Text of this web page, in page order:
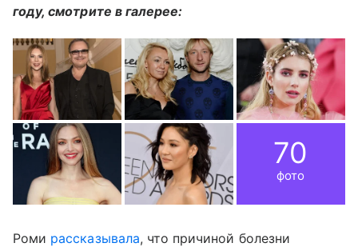
году, смотрите в галерее:
70
фото
Роми рассказывала, что причиной болезни